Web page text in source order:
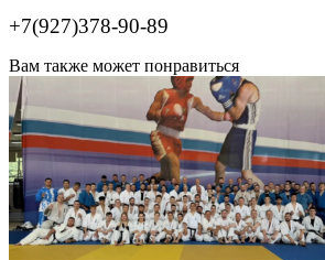
+7(927)378-90-89
Вам также может понравиться